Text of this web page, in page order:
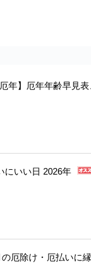
厄年】厄年年齢早見
にいい日 2026年
厄除け・厄払いに